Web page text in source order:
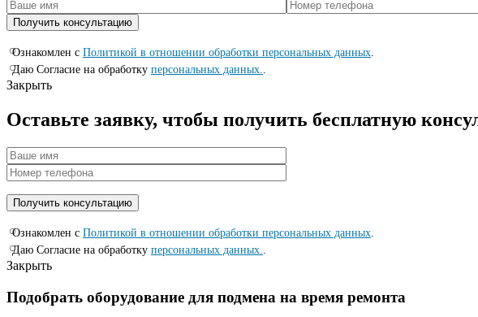
Ознакомлен с Политикой в отношении обработки персональных данных.
Даю Согласие на обработку персональных данных..
Закрыть
Оставьте заявку, чтобы получить бесплатную
Ознакомлен с Политикой в отношении обработки персональных данных.
Даю Согласие на обработку персональных данных..
Закрыть
Подобрать оборудование для подмена на время ремонта